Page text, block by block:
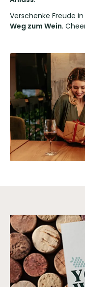
Verschenke Freude
Weg zum Wein.